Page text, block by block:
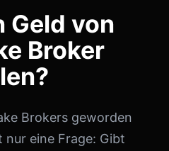
Geld von
Broker
Brokers geworden
nur eine Frage: Gibt